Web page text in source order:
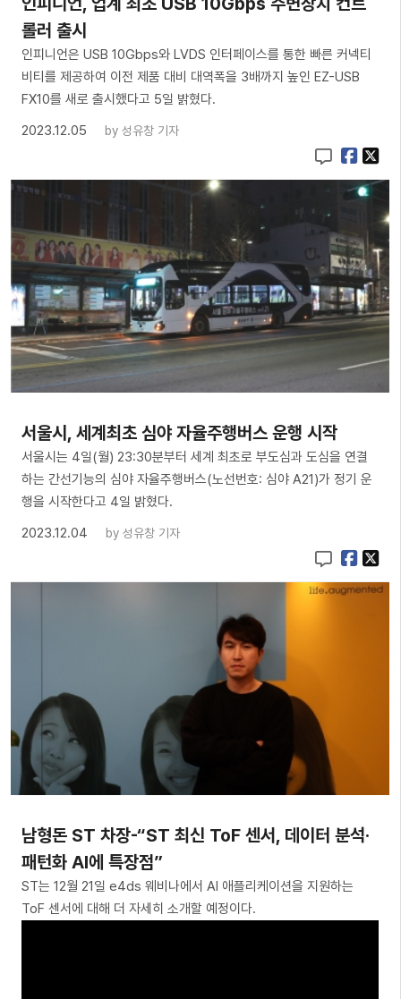
롤러 출시
인피니언은 USB 10Gbps와 LVDS 인터페이스를 통한 빠른 커넥티
비티를 제공하여 이전 제품 대비 대역폭을 3배까지 높인 EZ-USB
FX10를 새로 출시했다고 5일 밝혔다.
2023.12.05
by 성유창 기자
서울시, 세계최초 심야 자율주행버스 운행 시작
서울시는 4일(월) 23:30분부터 세계 최초로 부도심과 도심을 연결
하는 간선기능의 심야 자율주행버스(노선번호: 심야 A21)가 정기 운
행을 시작한다고 4일 밝혔다.
2023.12.04
by 성유창 기자
남형돈 ST 차장-“ST 최신 ToF 센서, 데이터 분석·
패턴화 AI에 특장점”
ST는 12월 21일 e4ds 웨비나에서 AI 애플리케이션을 지원하는
ToF 센서에 대해 더 자세히 소개할 예정이다.